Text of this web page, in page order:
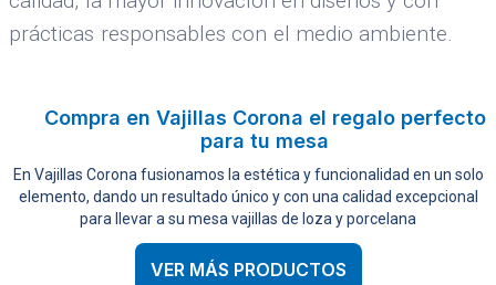
prácticas responsables con el medio ambiente.
Compra en Vajillas Corona el regalo perfecto
para tu mesa
En Vajillas Corona fusionamos la estética y funcionalidad en un solo
elemento, dando un resultado único y con una calidad excepcional
para llevar a su mesa vajillas de loza y porcelana
VER MÁS PRODUCTOS